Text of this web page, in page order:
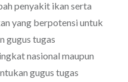
penyakit ikan serta
yang berpotensi untuk
gugus tugas
nasional maupun
gugus tugas